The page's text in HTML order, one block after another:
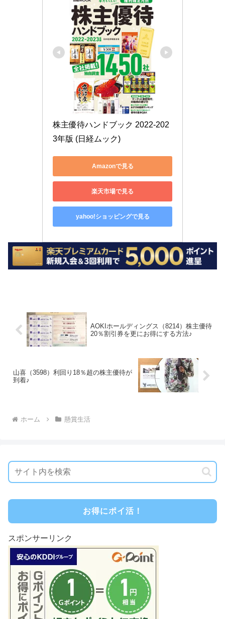
株主優待ハンドブック 2022-202
3年版 (日経ムック)
Amazonで見る
楽天市場で見る
yahoo!ショッピングで見る
AOKIホールディングス（8214）株主優待
20％割引券を更にお得にする方法♪
山喜（3598）利回り18％超の株主優待が
到着♪
ホーム 懸賞生活
お得にポイ活！
スポンサーリンク